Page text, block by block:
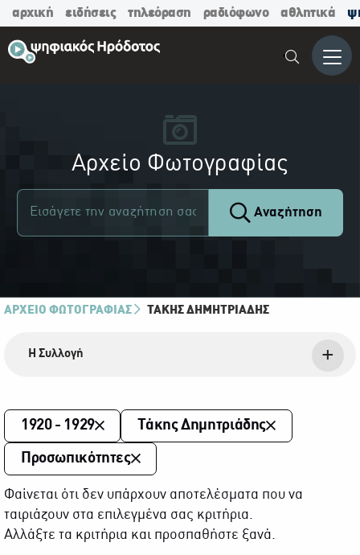
αρχική ειδήσεις τηλεόραση ραδιόφωνο αθλητικά
Μενού
Αρχείο Φωτογραφίας
Αναζήτηση
ΑΡΧΕΙΟ ΦΩΤΟΓΡΑΦΙΑΣ ΤΆΚΗΣ ΔΗΜΗΤΡΙΆΔΗΣ
Η Συλλογή
1920 - 1929 Τάκης Δημητριάδης
Προσωπικότητες
Φαίνεται ότι δεν υπάρχουν αποτελέσματα που να
ταιριάζουν στα επιλεγμένα σας κριτήρια.
Αλλάξτε τα κριτήρια και προσπαθήστε ξανά.